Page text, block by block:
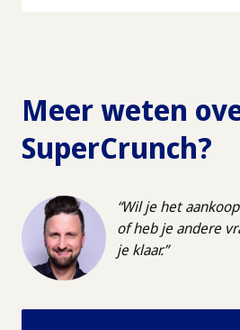
Meer weten
SuperCrunch?
Wil je het
of heb je andere
je klaar.